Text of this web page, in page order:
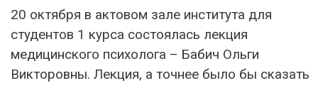
20 октября в актовом зале института для
студентов 1 курса состоялась лекция
медицинского психолога – Бабич Ольги
Викторовны. Лекция, а точнее было бы сказать